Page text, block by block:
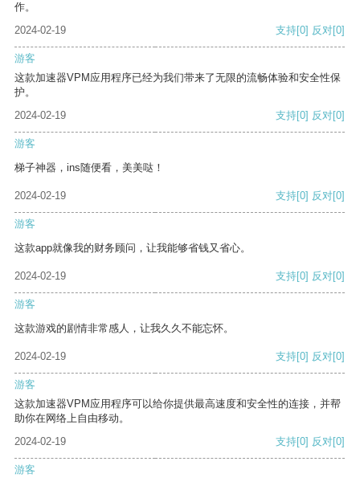
作。
2024-02-19
支持[0] 反对[0]
游客
这款加速器VPM应用程序已经为我们带来了无限的流畅体验和安全性保
护。
2024-02-19
支持[0] 反对[0]
游客
梯子神器，ins随便看，美美哒！
2024-02-19 支持[0] 反对[0]
游客
这款app就像我的财务顾问，让我能够省钱又省心。
2024-02-19 支持[0] 反对[0]
游客
这款游戏的剧情非常感人，让我久久不能忘怀。
2024-02-19 支持[0] 反对[0]
游客
这款加速器VPM应用程序可以给你提供最高速度和安全性的连接，并帮
助你在网络上自由移动。
2024-02-19
支持[0] 反对[0]
游客